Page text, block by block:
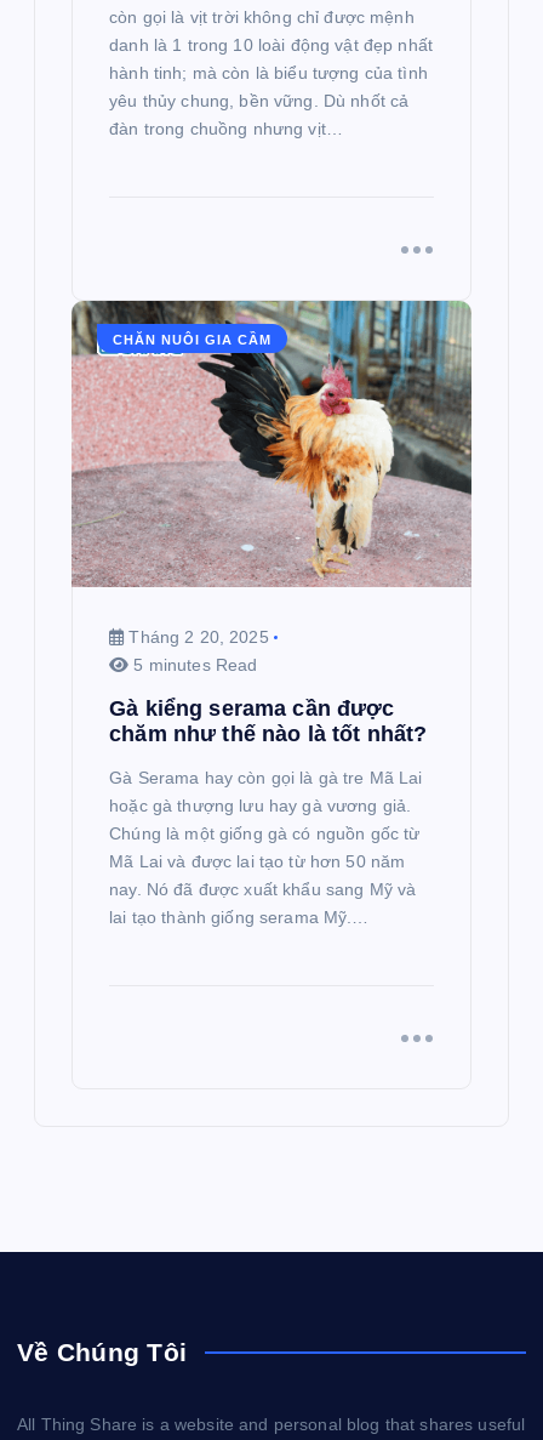
còn gọi là vịt trời không chỉ được mệnh
danh là 1 trong 10 loài động vật đẹp nhất
hành tinh; mà còn là biểu tượng của tình
yêu thủy chung, bền vững. Dù nhốt cả
đàn trong chuồng nhưng vịt…
CHĂN NUÔI GIA CẦM
Tháng 2 20, 2025
5 minutes Read
Gà kiểng serama cần được
chăm như thế nào là tốt nhất?
Gà Serama hay còn gọi là gà tre Mã Lai
hoặc gà thượng lưu hay gà vương giả.
Chúng là một giống gà có nguồn gốc từ
Mã Lai và được lai tạo từ hơn 50 năm
nay. Nó đã được xuất khẩu sang Mỹ và
lai tạo thành giống serama Mỹ.…
Về Chúng Tôi
All Thing Share is a website and personal blog that shares useful